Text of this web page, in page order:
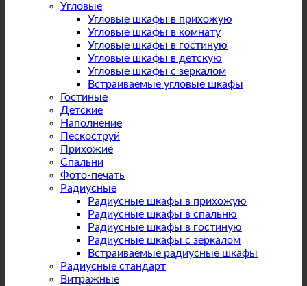
Угловые
Угловые шкафы в прихожую
Угловые шкафы в комнату
Угловые шкафы в гостиную
Угловые шкафы в детскую
Угловые шкафы с зеркалом
Встраиваемые угловые шкафы
Гостиные
Детские
Наполнение
Пескоструй
Прихожие
Спальни
Фото-печать
Радиусные
Радиусные шкафы в прихожую
Радиусные шкафы в спальню
Радиусные шкафы в гостиную
Радиусные шкафы с зеркалом
Встраиваемые радиусные шкафы
Радиусные стандарт
Витражные